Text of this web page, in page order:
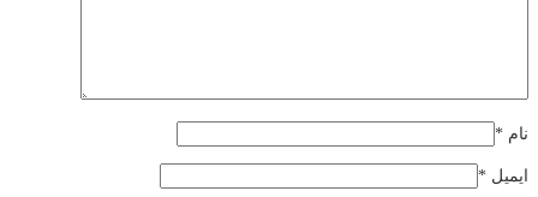
نام *
ایمیل *